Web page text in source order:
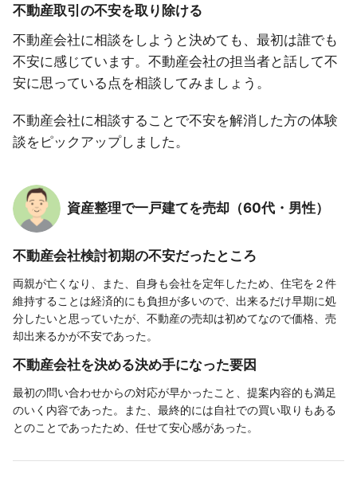
不動産取引の不安を取り除ける
不動産会社に相談をしようと決めても、最初は誰でも
不安に感じています。不動産会社の担当者と話して不
安に思っている点を相談してみましょう。
不動産会社に相談することで不安を解消した方の体験
談をピックアップしました。
資産整理で一戸建てを売却（60代・男性）
不動産会社検討初期の不安だったところ
両親が亡くなり、また、自身も会社を定年したため、住宅を２件
維持することは経済的にも負担が多いので、出来るだけ早期に処
分したいと思っていたが、不動産の売却は初めてなので価格、売
却出来るかが不安であった。
不動産会社を決める決め手になった要因
最初の問い合わせからの対応が早かったこと、提案内容的も満足
のいく内容であった。また、最終的には自社での買い取りもある
とのことであったため、任せて安心感があった。